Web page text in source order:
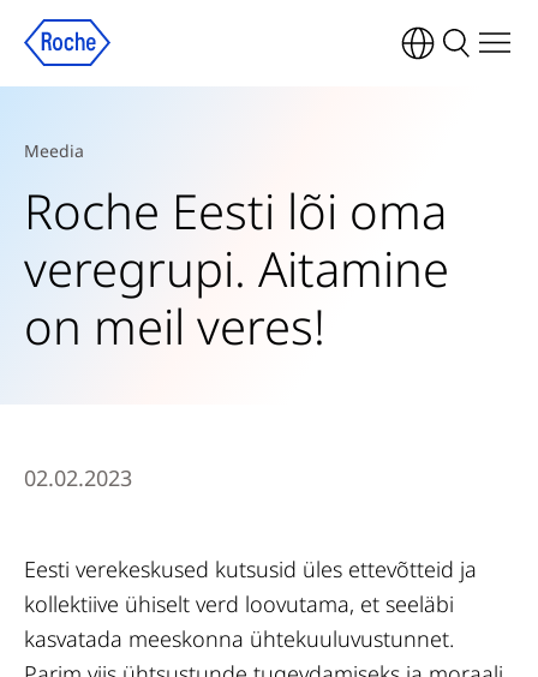
Meedia
Roche Eesti lõi oma
veregrupi. Aitamine
on meil veres!
02.02.2023
Eesti verekeskused kutsusid üles ettevõtteid ja
kollektiive ühiselt verd loovutama, et seeläbi
kasvatada meeskonna ühtekuuluvustunnet.